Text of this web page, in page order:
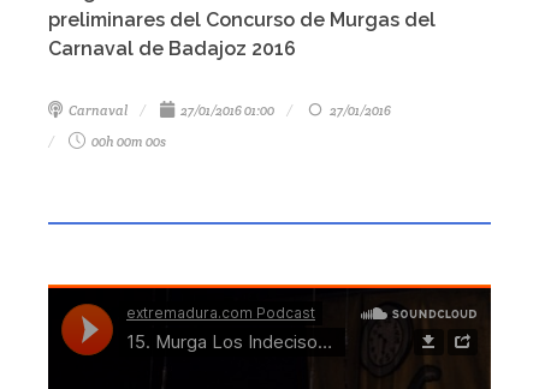
preliminares del Concurso de Murgas del
Carnaval de Badajoz 2016
Carnaval 27/01/2016 01:00
27/01/2016
00h 00m 00s